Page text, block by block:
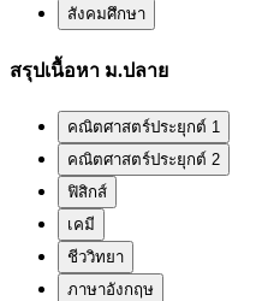
สังคมศึกษา
สรุปเนื้อหา ม.ปลาย
คณิตศาสตร์ประยุกต์ 1
คณิตศาสตร์ประยุกต์ 2
ฟิสิกส์
เคมี
ชีววิทยา
ภาษาอังกฤษ